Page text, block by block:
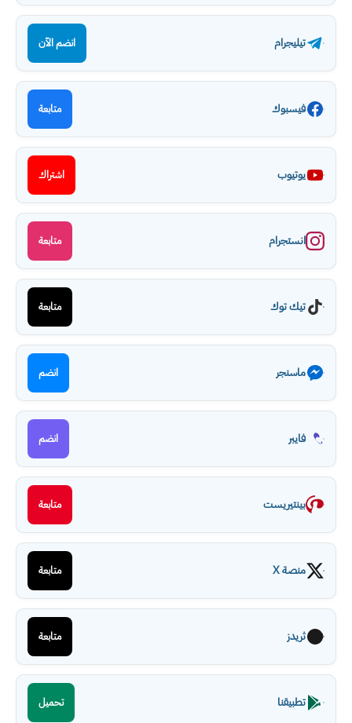
تيليجرام انضم الآن
فيسبوك متابعة
يوتيوب اشتراك
انستجرام متابعة
تيك توك متابعة
ماسنجر انضم
فايبر انضم
بينتيريست متابعة
منصة X متابعة
ثريدز متابعة
تطبيقنا تحميل